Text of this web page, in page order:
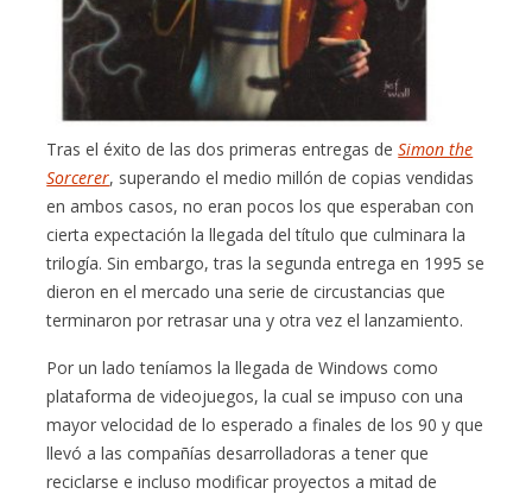
Tras el éxito de las dos primeras entregas deSimon the
Sorcerer, superando el medio millón de copias vendidas
en ambos casos, no eran pocos los que esperaban con
cierta expectación la llegada del título que culminara la
trilogía. Sin embargo, tras la segunda entrega en 1995 se
dieron en el mercado una serie de circustancias que
terminaron por retrasar una y otra vez el lanzamiento.
Por un lado teníamos la llegada de Windows como
plataforma de videojuegos, la cual se impuso con una
mayor velocidad de lo esperado a finales de los 90 y que
llevó a las compañías desarrolladoras a tener que
reciclarse e incluso modificar proyectos a mitad de